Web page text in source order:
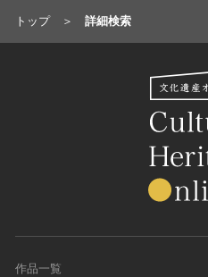
トップ 詳細検索
作品一覧